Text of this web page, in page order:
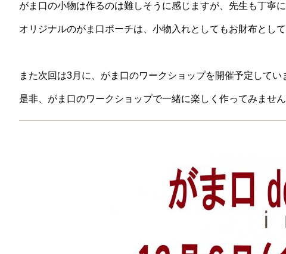
がま口の小物は作るのは難しそうに感じますが、先生も丁寧
オリジナルのがま口ポーチは、小物入れとしてもお財布とし
また次回は3月に、がま口のワークショップを開催予定してい
是非、がま口のワークショップで一緒に楽しく作ってみません